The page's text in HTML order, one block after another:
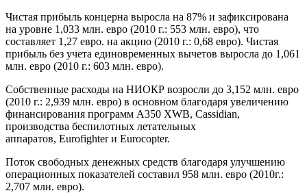
Чистая прибыль концерна выросла на 87% и зафиксирована
на уровне 1,033 млн. евро (2010 г.: 553 млн. евро), что
составляет 1,27 евро. на акцию (2010 г.: 0,68 евро). Чистая
прибыль без учета единовременных вычетов выросла до 1,061
млн. евро (2010 г.: 603 млн. евро).
Собственные расходы на НИОКР возросли до 3,152 млн. евро
(2010 г.: 2,939 млн. евро) в основном благодаря увеличению
финансирования программ A350 XWB, Cassidian,
производства беспилотных летательных
аппаратов, Eurofighter и Eurocopter.
Поток свободных денежных средств благодаря улучшению
операционных показателей составил 958 млн. евро (2010г.:
2,707 млн. евро).